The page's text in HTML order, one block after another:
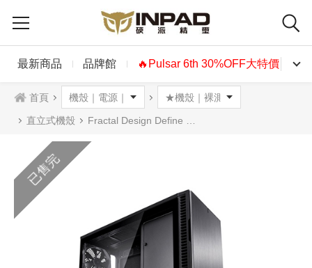
最新商品 品牌館 🔥Pulsar 6th 30%OFF大特價🔥
首頁
直立式機殼 Fractal Design Define R6 Blackout Tempered Glass 鋼化玻璃全黑化
已售完